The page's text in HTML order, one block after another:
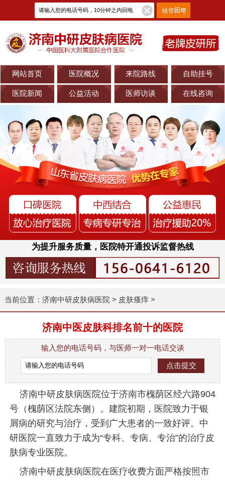
网站首页 医院概况 来院路线 自助挂号
医院新闻 公益活动 医师访谈 在线咨询
为提升服务质量，医院特开通投诉监督热线
当前位置： 济南中研皮肤病医院 > 皮肤瘙痒>
济南中医皮肤科排名前十的医院
输入您的电话号码，与医师一对一电话交谈
济南中研皮肤病医院位于济南市槐荫区经六路904
号（槐荫区法院东侧）。建院初期，医院致力于银
屑病的研究与治疗，受到广大患者的一致好评。中
研医院一直致力于成为“专科、专病、专治”的治疗皮
肤病专业医院。
济南中研皮肤病医院在医疗收费方面严格按照市